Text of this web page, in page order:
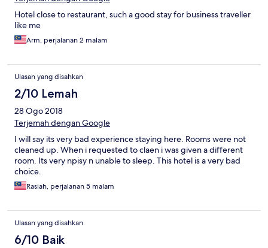
Hotel close to restaurant, such a good stay for business traveller
like me
Arm, perjalanan 2 malam
Ulasan yang disahkan
2/10 Lemah
28 Ogo 2018
Terjemah dengan Google
I will say its very bad experience staying here. Rooms were not
cleaned up. When i requested to claen i was given a different
room. Its very npisy n unable to sleep. This hotel is a very bad
choice.
Rasiah, perjalanan 5 malam
Ulasan yang disahkan
6/10 Baik